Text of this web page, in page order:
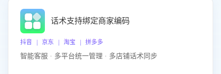
话术支持绑定商家编码
抖音 | 京东 | 淘宝 | 拼多多
智能客服 · 多平台统一管理 · 多店铺话术同步